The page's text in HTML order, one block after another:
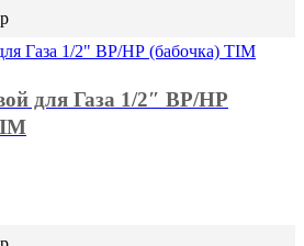
для Газа 1/2″ ВР/НР